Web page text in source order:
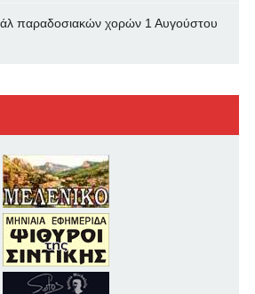
παραδοσιακών χορών 1 Αυγούστου